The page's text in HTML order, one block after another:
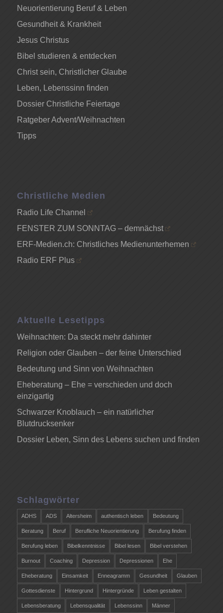
Neuorientierung Beruf & Leben
Gesundheit & Krankheit
Jesus Christus
Bibel studieren & entdecken
Christ sein, Christlicher Glaube
Leben, Lebenssinn finden
Dossier Christliche Feiertage
Ratgeber Advent/Weihnachten
Tipps
Christliche Medien
Radio Life Channel
FENSTER ZUM SONNTAG – demnächst
ERF-Medien.ch: Christliches Medienunterhemen
Radio ERF Plus
Aktuelle Lesetipps
Weihnachten: Da steckt mehr dahinter
Religion oder Glauben – der feine Unterschied
Bedeutung und Sinn von Weihnachten
Eheberatung – Ehe = verschieden und doch
einzigartig
Schwarzer Knoblauch – ein natürlicher
Blutdrucksenker
Dossier Leben, Sinn des Lebens suchen und finden
Schlagwörter
ADHS ADS Altersheim authentisch leben Bedeutung
Beratung Beruf Berufliche Neuorientierung Berufung finden
Berufung leben Bibelkenntnisse Bibel lesen Bibel verstehen
Burnout Coaching Depression Depressionen Ehe
Eheberatung Einsamkeit Enneagramm Gesundheit Glauben
Gottesdienste Hintergrund Hintergründe Leben gestalten
Lebensberatung Lebensqualität Lebenssinn Männer